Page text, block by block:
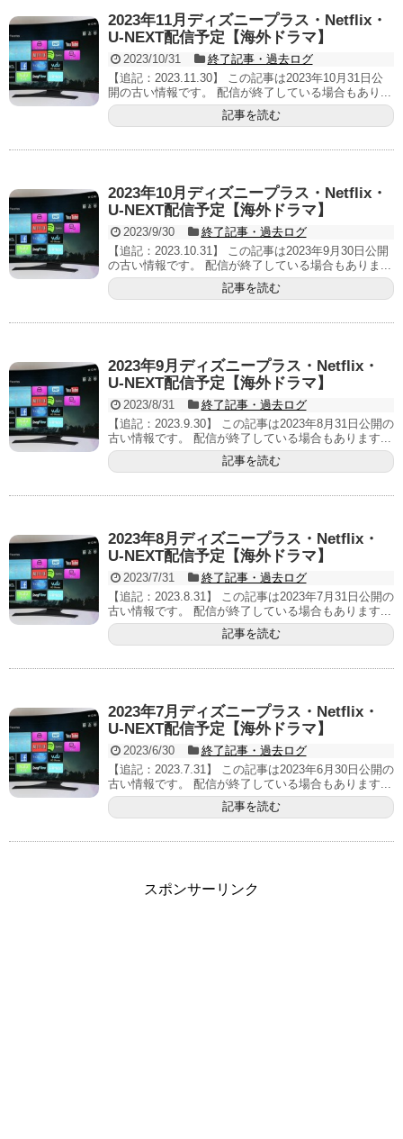
2023年11月ディズニープラス・Netflix・
U-NEXT配信予定【海外ドラマ】
2023/10/31
終了記事・過去ログ
【追記：2023.11.30】 この記事は2023年10月31日公
開の古い情報です。 配信が終了している場合もあり...
記事を読む
2023年10月ディズニープラス・Netflix・
U-NEXT配信予定【海外ドラマ】
2023/9/30
終了記事・過去ログ
【追記：2023.10.31】 この記事は2023年9月30日公開
の古い情報です。 配信が終了している場合もありま...
記事を読む
2023年9月ディズニープラス・Netflix・
U-NEXT配信予定【海外ドラマ】
2023/8/31
終了記事・過去ログ
【追記：2023.9.30】 この記事は2023年8月31日公開の
古い情報です。 配信が終了している場合もあります...
記事を読む
2023年8月ディズニープラス・Netflix・
U-NEXT配信予定【海外ドラマ】
2023/7/31
終了記事・過去ログ
【追記：2023.8.31】 この記事は2023年7月31日公開の
古い情報です。 配信が終了している場合もあります...
記事を読む
2023年7月ディズニープラス・Netflix・
U-NEXT配信予定【海外ドラマ】
2023/6/30
終了記事・過去ログ
【追記：2023.7.31】 この記事は2023年6月30日公開の
古い情報です。 配信が終了している場合もあります...
記事を読む
スポンサーリンク